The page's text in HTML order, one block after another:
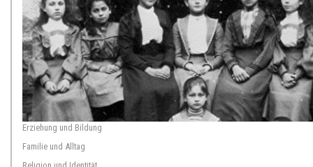
Erziehung und Bildung
Familie und Alltag